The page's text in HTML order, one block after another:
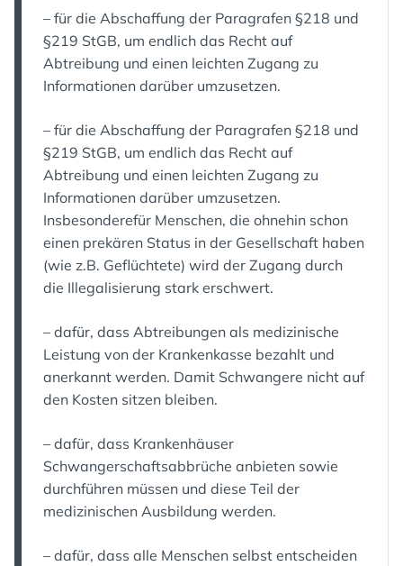
– für die Abschaffung der Paragrafen §218 und
§219 StGB, um endlich das Recht auf
Abtreibung und einen leichten Zugang zu
Informationen darüber umzusetzen.
– für die Abschaffung der Paragrafen §218 und
§219 StGB, um endlich das Recht auf
Abtreibung und einen leichten Zugang zu
Informationen darüber umzusetzen.
Insbesonderefür Menschen, die ohnehin schon
einen prekären Status in der Gesellschaft haben
(wie z.B. Geflüchtete) wird der Zugang durch
die Illegalisierung stark erschwert.
– dafür, dass Abtreibungen als medizinische
Leistung von der Krankenkasse bezahlt und
anerkannt werden. Damit Schwangere nicht auf
den Kosten sitzen bleiben.
– dafür, dass Krankenhäuser
Schwangerschaftsabbrüche anbieten sowie
durchführen müssen und diese Teil der
medizinischen Ausbildung werden.
– dafür, dass alle Menschen selbst entscheiden